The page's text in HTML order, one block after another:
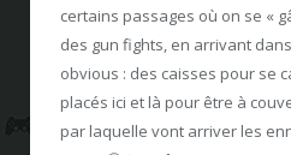
certains passages où on se «
des gun fights, en arrivant
obvious : des caisses pour se
placés ici et là pour être à
par laquelle vont arriver les